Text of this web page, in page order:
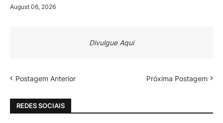
August 06, 2026
Divulgue Aqui
Postagem Anterior Próxima Postagem
REDES SOCIAIS